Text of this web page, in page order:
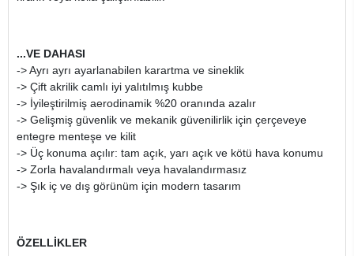
...VE DAHASI
-> Ayrı ayrı ayarlanabilen karartma ve sineklik
-> Çift akrilik camlı iyi yalıtılmış kubbe
-> İyileştirilmiş aerodinamik %20 oranında azalır
-> Gelişmiş güvenlik ve mekanik güvenilirlik için çerçeveye
entegre menteşe ve kilit
-> Üç konuma açılır: tam açık, yarı açık ve kötü hava konumu
-> Zorla havalandırmalı veya havalandırmasız
-> Şık iç ve dış görünüm için modern tasarım
ÖZELLİKLER